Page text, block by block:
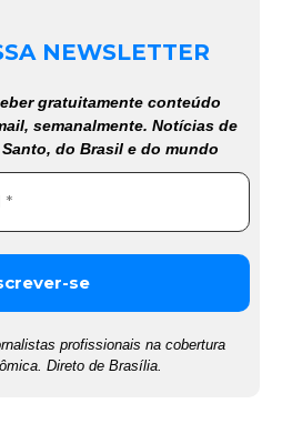
NEWSLETTER
gratuitamente conteúdo
semanalmente. Notícias de
do Brasil e do mundo
profissionais na cobertura
Direto de Brasília.